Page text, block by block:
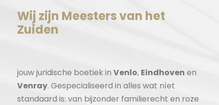
Wij zijn Meesters van het
Zuiden
jouw juridische boetiek in Venlo, Eindhoven en
Venray. Gespecialiseerd in alles wat níet
standaard is: van bijzonder familierecht en roze